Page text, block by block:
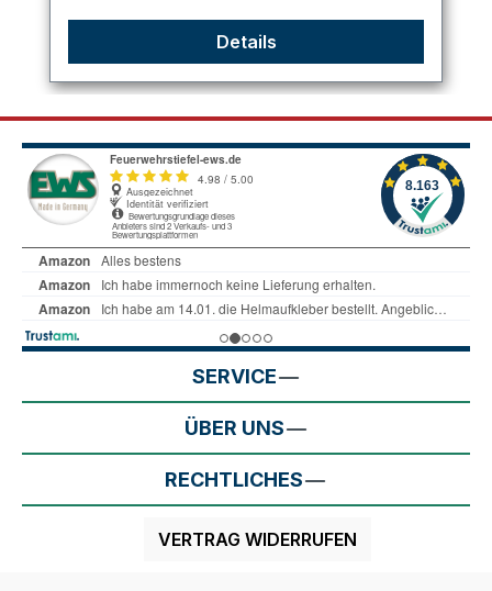
Details
SERVICE
ÜBER UNS
RECHTLICHES
VERTRAG WIDERRUFEN